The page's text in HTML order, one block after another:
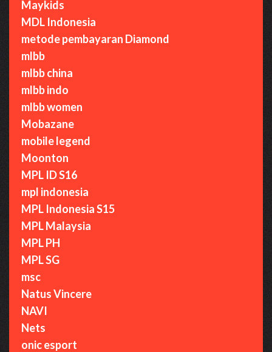
Maykids
MDL Indonesia
metode pembayaran Diamond
mlbb
mlbb china
mlbb indo
mlbb women
Mobazane
mobile legend
Moonton
MPL ID S16
mpl indonesia
MPL Indonesia S15
MPL Malaysia
MPL PH
MPL SG
msc
Natus Vincere
NAVI
Nets
onic esport